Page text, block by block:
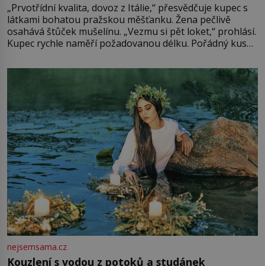
„Prvotřídní kvalita, dovoz z Itálie,“ přesvědčuje kupec s
látkami bohatou pražskou měšťanku. Žena pečlivě
osahává štůček mušelínu. „Vezmu si pět loket,“ prohlásí.
Kupec rychle naměří požadovanou délku. Pořádný kus
milostpaní. Stačí jenom na sukni,“ zhodnotí švadlena
množství růžového mušelínu. „Ošidili vás, podívejte.“
nejsemsama.cz
Kouzlení s vodou z potoků a studánek